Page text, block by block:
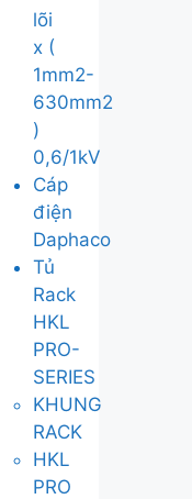
lõi
x (
1mm2-
630mm2
)
0,6/1kV
Cáp
điện
Daphaco
Tủ
Rack
HKL
PRO-
SERIES
KHUNG
RACK
HKL
PRO